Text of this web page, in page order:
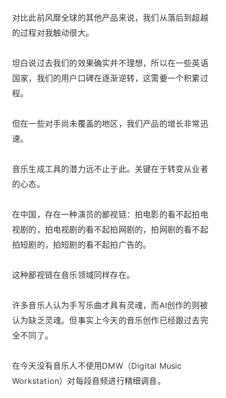
对比此前风靡全球的其他产品来说，我们从落后到超越
的过程对我触动很大。
坦白说过去我们的效果确实并不理想，所以在一些英语
国家，我们的用户口碑在逐渐逆转，这需要一个积累过
程。
但在一些对手尚未覆盖的地区，我们产品的增长非常迅
速。
音乐生成工具的潜力远不止于此。关键在于转变从业者
的心态。
在中国，存在一种演员的鄙视链：拍电影的看不起拍电
视剧的，拍电视剧的看不起拍网剧的，拍网剧的看不起
拍短剧的，拍短剧的看不起拍广告的。
这种鄙视链在音乐领域同样存在。
许多音乐人认为手写乐曲才具有灵魂，而AI创作的则被
认为缺乏灵魂。但事实上今天的音乐创作已经跟过去完
全不同了。
在今天没有音乐人不使用DMW（Digital Music
Workstation）对每段音频进行精细调音。